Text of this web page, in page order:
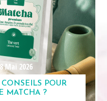
Mai 2026
POUR
MATCHA ?